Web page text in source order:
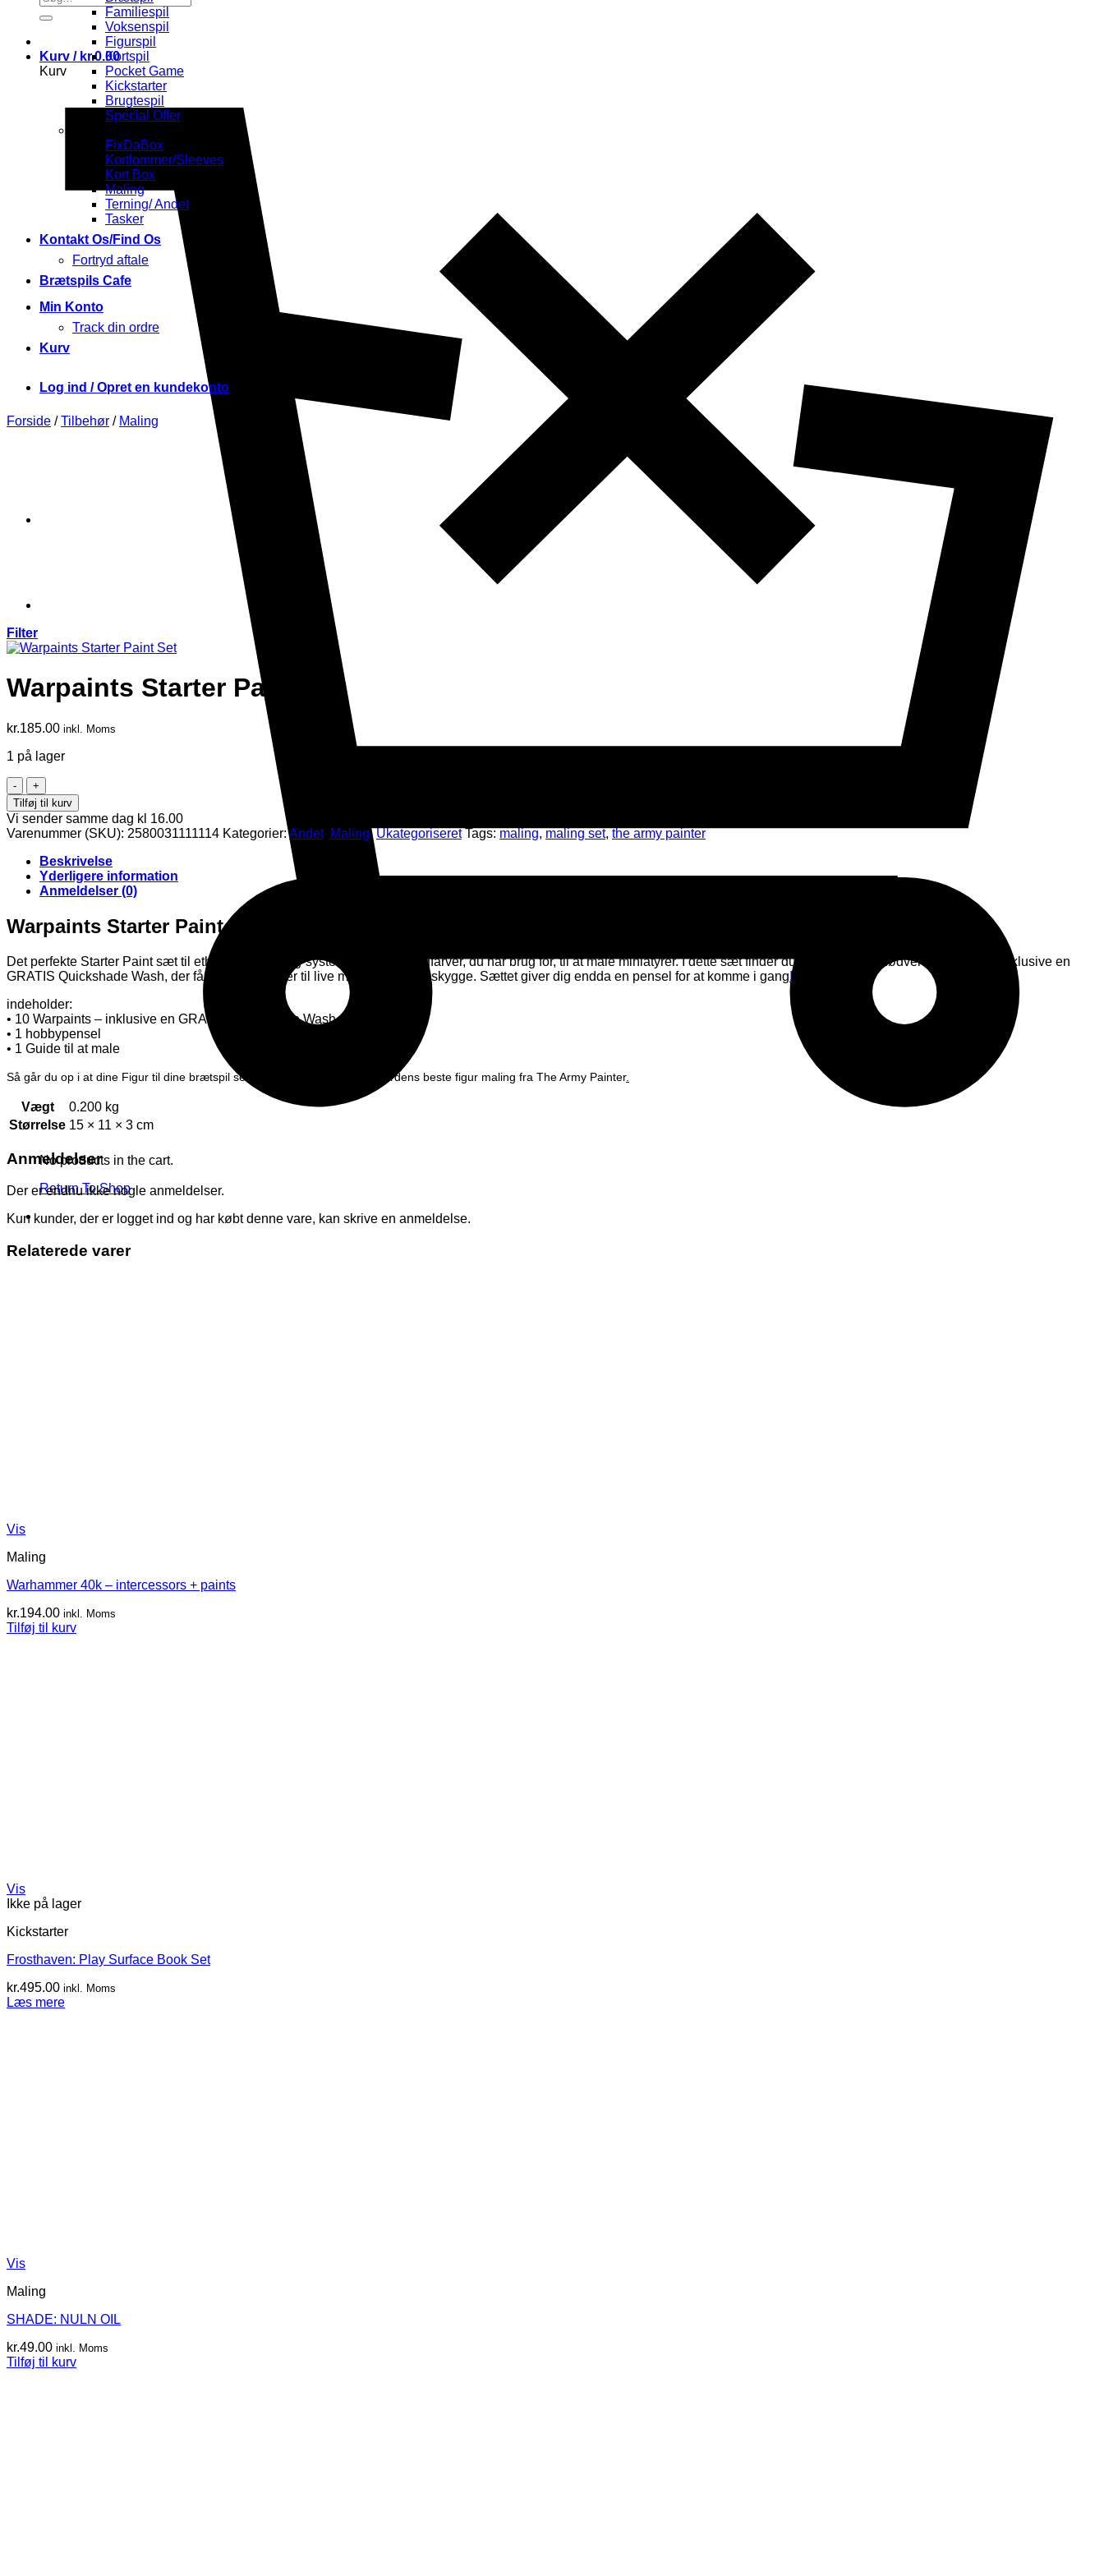
efter:
Kurv / kr.0.00
Kurv
No products in the cart.
Return To Shop
Familiespil
Voksenspil
Figurspil
Kortspil
Pocket Game
Kickstarter
Brugtespil
Special Offer
FixDaBox
Kortlommer/Sleeves
Kort Box
Maling
Terning/ Andet
Tasker
Kontakt Os/Find Os
Fortryd aftale
Brætspils Cafe
Min Konto
Track din ordre
Kurv
Log ind / Opret en kundekonto
Forside / Tilbehør / Maling
Filter
Warpaints Starter Paint Set
kr.185.00 inkl. Moms
1 på lager
Warpaints
Starter
Paint
Set
antal
Tilføj til kurv
Vi sender samme dag kl 16.00
Varenummer (SKU): 2580031111114 Kategorier:Andet, Maling,Ukategoriseret Tags:maling,maling set,the army painter
Beskrivelse
Yderligere information
Anmeldelser (0)
Warpaints Starter Paint Set – The Army Painter
Det perfekte Starter Paint sæt til ethvert wargaming-system. Alle de grundfarver, du har brug for, til at male miniatyrer. I dette sæt finder du 10 af de mest nødvendige farver – inklusive en
GRATIS Quickshade Wash, der får dine miniatyrer til live med en naturlig skygge. Sættet giver dig endda en pensel for at komme i gang!
indeholder:
• 10 Warpaints – inklusive en GRATIS Quickshade Wash
• 1 hobbypensel
• 1 Guide til at male
Så går du op i at dine Figur til dine brætspil ser rigtig fede så vælg et af verdens beste figur maling fra The Army Painter.
Vægt
0.200 kg
Størrelse 15 × 11 × 3 cm
Anmeldelser
Der er endnu ikke nogle anmeldelser.
Kun kunder, der er logget ind og har købt denne vare, kan skrive en anmeldelse.
Relaterede varer
Vis
Maling
Warhammer 40k – intercessors + paints
kr.194.00 inkl. Moms
Tilføj til kurv
Vis
Ikke på lager
Kickstarter
Frosthaven: Play Surface Book Set
kr.495.00 inkl. Moms
Læs mere
Vis
Maling
SHADE: NULN OIL
kr.49.00 inkl. Moms
Tilføj til kurv